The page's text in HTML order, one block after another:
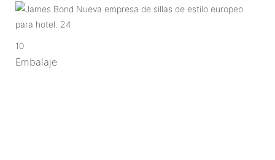
10
Embalaje